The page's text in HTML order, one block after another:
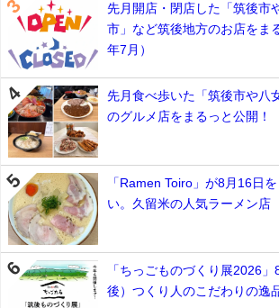
先月開店・閉店した「筑後市
市」など筑後地方のお店をま
年7月）
先月食べ歩いた「筑後市や八
のグルメ店をまるっと公開！
「Ramen Toiro」が8月16日
い。久留米の人気ラーメン店
「ちっごものづくり展2026
後）つくり人のこだわりの逸